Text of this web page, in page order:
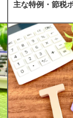
主な特例・節税